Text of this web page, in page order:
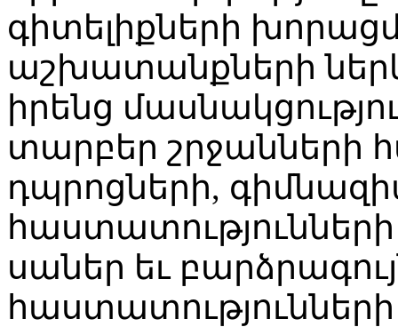
գիտելիքների
աշխատանքների
իրենց
տարբեր շրջանների
դպրոցների,
սաներ եւ